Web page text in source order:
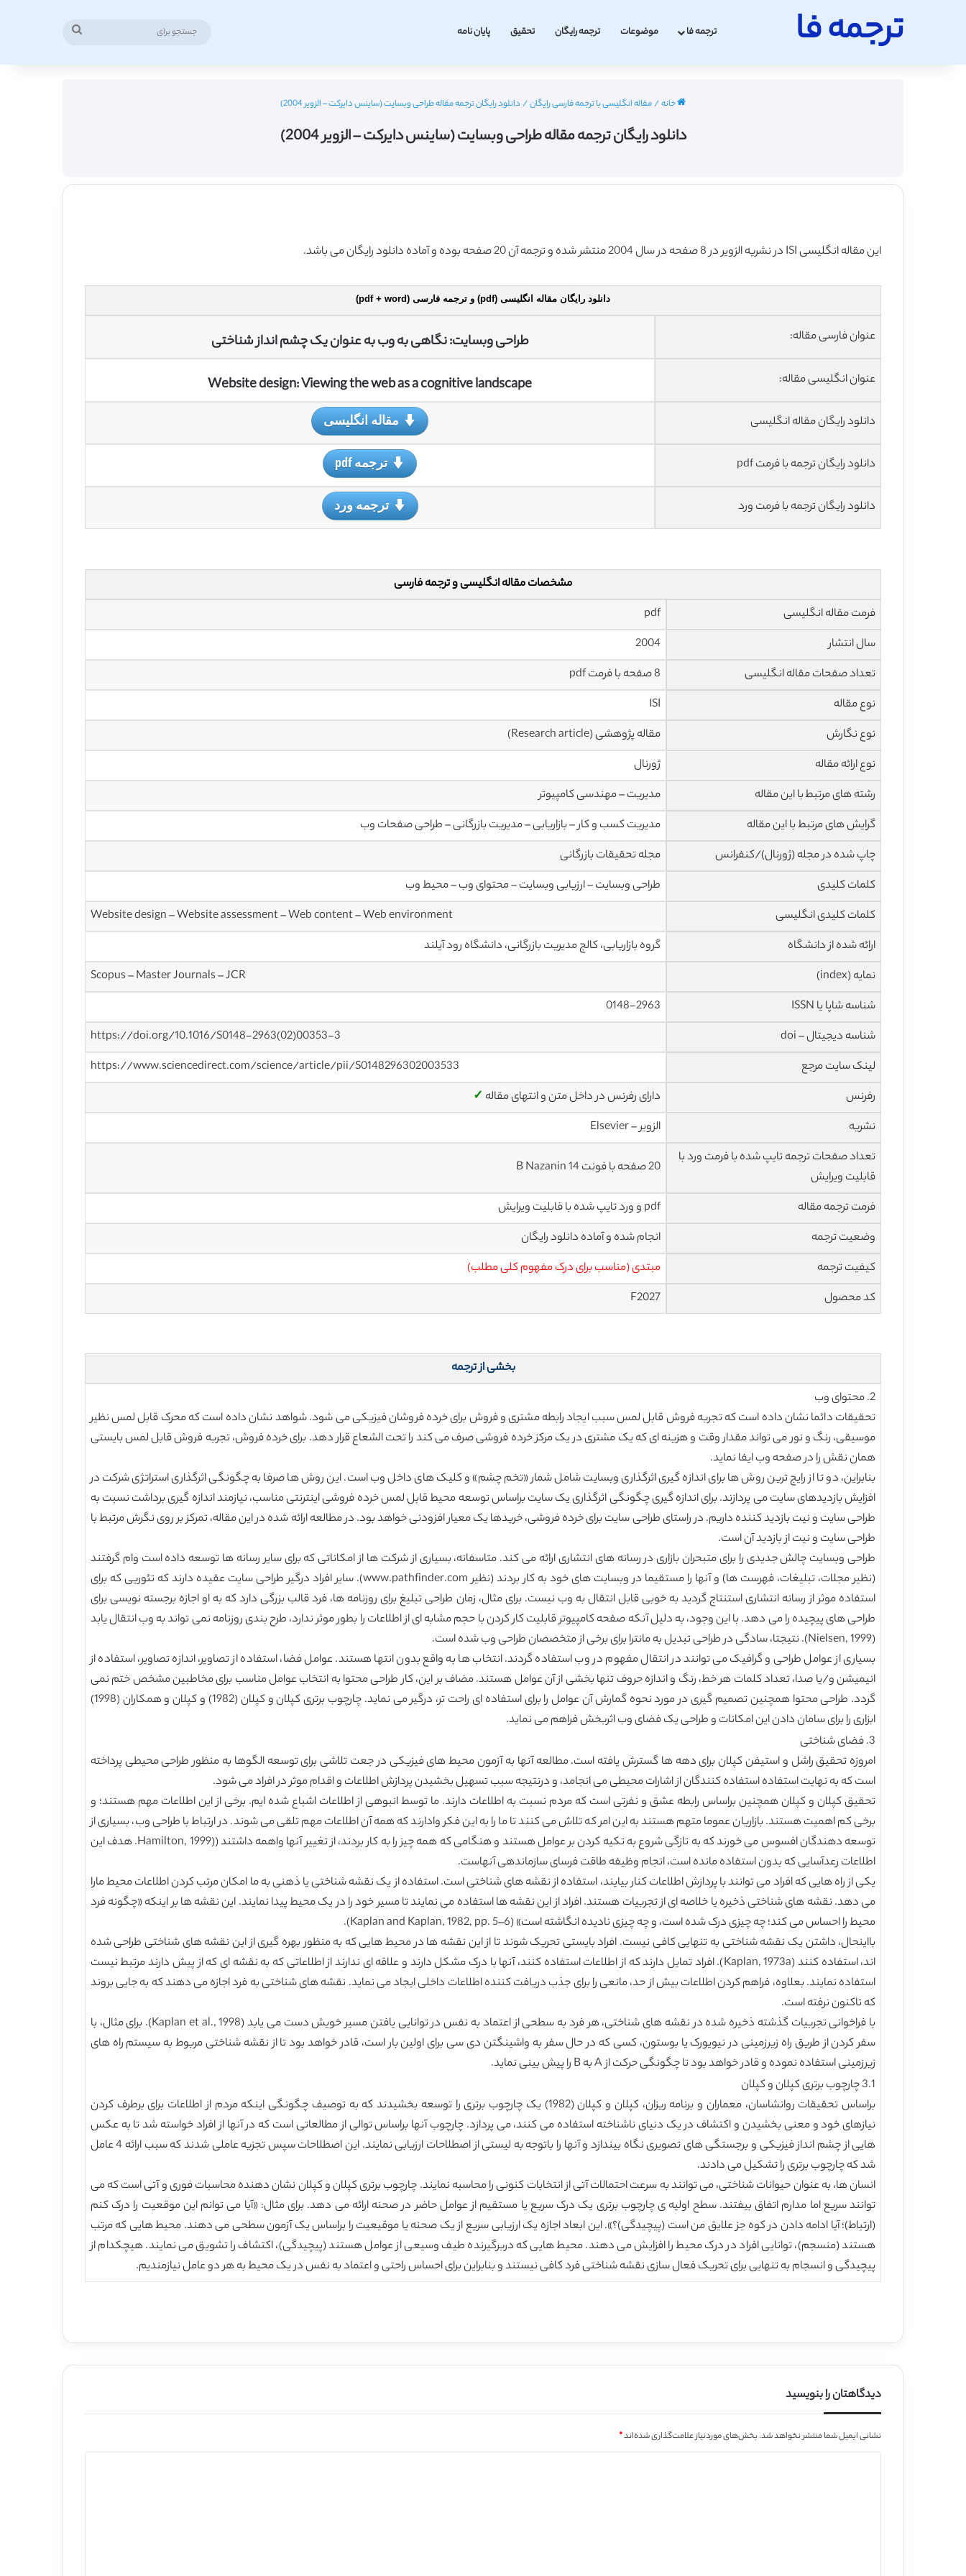
ترجمه فا ترجمه فا موضوعات ترجمه رایگان تحقیق پایان نامه
خانه/مقاله انگلیسی با ترجمه فارسی رایگان/ دانلود رایگان ترجمه مقاله طراحی وبسایت (ساینس دایرکت – الزویر 2004)
دانلود رایگان ترجمه مقاله طراحی وبسایت (ساینس دایرکت – الزویر 2004)
این مقاله انگلیسی ISI در نشریه الزویر در 8 صفحه در سال 2004 منتشر شده و ترجمه آن 20 صفحه بوده و آماده دانلود رایگان می باشد.
دانلود رایگان مقاله انگلیسی (pdf) و ترجمه فارسی (pdf + word)
عنوان فارسی مقاله: طراحی وبسایت: نگاهی به وب به عنوان یک چشم انداز شناختی
عنوان انگلیسی مقاله: Website design: Viewing the web as a cognitive landscape
دانلود رایگان مقاله انگلیسی مقاله انگلیسی
دانلود رایگان ترجمه با فرمت pdf ترجمه pdf
دانلود رایگان ترجمه با فرمت ورد ترجمه ورد
مشخصات مقاله انگلیسی و ترجمه فارسی
فرمت مقاله انگلیسی
pdf
سال انتشار
2004
تعداد صفحات مقاله انگلیسی
8 صفحه با فرمت pdf
نوع مقاله
ISI
نوع نگارش
مقاله پژوهشی (Research article)
نوع ارائه مقاله
ژورنال
رشته های مرتبط با این مقاله
مدیریت – مهندسی کامپیوتر
گرایش های مرتبط با این مقاله
مدیریت کسب و کار – بازاریابی – مدیریت بازرگانی – طراحی صفحات وب
چاپ شده در مجله (ژورنال)/کنفرانس
مجله تحقیقات بازرگانی
کلمات کلیدی
طراحی وبسایت – ارزیابی وبسایت – محتوای وب – محیط وب
کلمات کلیدی انگلیسی
Website design – Website assessment – Web content – Web environment
ارائه شده از دانشگاه
گروه بازاریابی، کالج مدیریت بازرگانی، دانشگاه رود آیلند
نمایه (index)
Scopus – Master Journals – JCR
شناسه شاپا یا ISSN
0148-2963
شناسه دیجیتال – doi
https://doi.org/10.1016/S0148-2963(02)00353-3
لینک سایت مرجع
https://www.sciencedirect.com/science/article/pii/S0148296302003533
رفرنس
دارای رفرنس در داخل متن و انتهای مقاله ✓
نشریه
الزویر – Elsevier
تعداد صفحات ترجمه تایپ شده با فرمت ورد با
قابلیت ویرایش
20 صفحه با فونت 14 B Nazanin
فرمت ترجمه مقاله
pdf و ورد تایپ شده با قابلیت ویرایش
وضعیت ترجمه
انجام شده و آماده دانلود رایگان
کیفیت ترجمه
مبتدی (مناسب برای درک مفهوم کلی مطلب)
کد محصول
F2027
بخشی از ترجمه
2. محتوای وب
تحقیقات دائما نشان داده است که تجربه فروش قابل لمس سبب ایجاد رابطه مشتری و فروش برای خرده فروشان فیزیکی می شود. شواهد نشان داده است که محرک قابل لمس نظیر
موسیقی، رنگ و نور می تواند مقدار وقت و هزینه ای که یک مشتری در یک مرکز خرده فروشی صرف می کند را تحت الشعاع قرار دهد. برای خرده فروش، تجربه فروش قابل لمس بایستی
همان نقش را در صفحه وب ایفا نماید.
بنابراین، دو تا از رایج ترین روش ها برای اندازه گیری اثرگذاری وبسایت شامل شمار «تخم چشم» و کلیک های داخل وب است. این روش ها صرفا به چگونگی اثرگذاری استراتژی شرکت در
افزایش بازدیدهای سایت می پردازند. برای اندازه گیری چگونگی اثرگذاری یک سایت براساس توسعه محیط قابل لمس خرده فروشی اینترنتی مناسب، نیازمند اندازه گیری برداشت نسبت به
طراحی سایت و نیت بازدید کننده داریم. در راستای طراحی سایت برای خرده فروشی، خریدها یک معیار افزودنی خواهد بود. در مطالعه ارائه شده در این مقاله، تمرکز بر روی نگرش مرتبط با
طراحی سایت و نیت از بازدید آن است.
طراحی وبسایت چالش جدیدی را برای متبحران بازاری در رسانه های انتشاری ارائه می کند. متاسفانه، بسیاری از شرکت ها از امکاناتی که برای سایر رسانه ها توسعه داده است وام گرفتند
(نظیر مجلات، تبلیغات، فهرست ها) و آنها را مستقیما در وبسایت های خود به کار بردند (نظیر www.pathfinder.com). سایر افراد درگیر طراحی سایت عقیده دارند که تئوریی که برای
استفاده موثر از رسانه انتشاری استنتاج گردید به خوبی قابل انتقال به وب نیست. برای مثال، زمان طراحی تبلیغ برای روزنامه ها، فرد قالب بزرگی دارد که به او اجازه برجسته نویسی برای
طراحی های پیچیده را می دهد. با این وجود، به دلیل آنکه صفحه کامپیوتر قابلیت کار کردن با حجم مشابه ای از اطلاعات را بطور موثر ندارد، طرح بندی روزنامه نمی تواند به وب انتقال یابد
(Nielsen, 1999). نتیجتا، سادگی در طراحی تبدیل به مانترا برای برخی از متخصصان طراحی وب شده است.
بسیاری از عوامل طراحی و گرافیک می توانند در انتقال مفهوم در وب استفاده گردند. انتخاب ها به واقع بدون انتها هستند. عوامل فضا، استفاده از تصاویر، اندازه تصاویر، استفاده از
انیمیشن و/یا صدا، تعداد کلمات هر خط، رنگ و اندازه حروف تنها بخشی از آن عوامل هستند. مضاف بر این، کار طراحی محتوا به انتخاب عوامل مناسب برای مخاطبین مشخص ختم نمی
گردد. طراحی محتوا همچنین تصمیم گیری در مورد نحوه گمارش آن عوامل را برای استفاده ای راحت تر، درگیر می نماید. چارچوب برتری کپلان و کپلان (1982) و کپلان و همکاران (1998)
ابزاری را برای سامان دادن این امکانات و طراحی یک فضای وب اثربخش فراهم می نماید.
3. فضای شناختی
امروزه تحقیق راشل و استیفن کپلان برای دهه ها گسترش یافته است. مطالعه آنها به آزمون محیط های فیزیکی در جعت تلاشی برای توسعه الگوها به منظور طراحی محیطی پرداخته
است که به نهایت استفاده استفاده کنندگان از اشارات محیطی می انجامد، و درنتیجه سبب تسهیل بخشیدن پردازش اطلاعات و اقدام موثر در افراد می شود.
تحقیق کپلان و کپلان همچنین براساس رابطه عشق و نفرتی است که مردم نسبت به اطلاعات دارند. ما توسط انبوهی از اطلاعات اشباع شده ایم. برخی از این اطلاعات مهم هستند؛ و
برخی کم اهمیت هستند. بازاریان عموما متهم هستند به این امر که تلاش می کنند تا ما را به این فکر وادارند که همه آن اطلاعات مهم تلقی می شوند. در ارتباط با طراحی وب، بسیاری از
توسعه دهندگان افسوس می خورند که به تازگی شروع به تکیه کردن بر عوامل هستند و هنگامی که همه چیز را به کار بردند، از تغییر آنها واهمه داشتند ((Hamilton, 1999. هدف این
اطلاعات رعدآسایی که بدون استفاده مانده است، انجام وظیفه طاقت فرسای سازماندهی آنهاست.
یکی از راه هایی که افراد می توانند با پردازش اطلاعات کنار بیایند، استفاده از نقشه های شناختی است. استفاده از یک نقشه شناختی یا ذهنی به ما امکان مرتب کردن اطلاعات محیط مارا
می دهد. نقشه های شناختی ذخیره یا خلاصه ای از تجربیات هستند. افراد از این نقشه ها استفاده می نمایند تا مسیر خود را در یک محیط پیدا نمایند. این نقشه ها بر اینکه «چگونه فرد
محیط را احساس می کند؛ چه چیزی درک شده است، و چه چیزی نادیده انگاشته است» (Kaplan and Kaplan, 1982, pp. 5–6).
بااینحال، داشتن یک نقشه شناختی به تنهایی کافی نیست. افراد بایستی تحریک شوند تا از این نقشه ها در محیط هایی که به منظور بهره گیری از این نقشه های شناختی طراحی شده
اند، استفاده کنند (Kaplan, 1973a). افراد تمایل دارند که از اطلاعات استفاده کنند، آنها با درک مشکل دارند و علاقه ای ندارند از اطلاعاتی که به نقشه ای که از پیش دارند مرتبط نیست
استفاده نمایند. بعلاوه، فراهم کردن اطلاعات بیش از حد، مانعی را برای جذب دریافت کننده اطلاعات داخلی ایجاد می نماید. نقشه های شناختی به فرد اجازه می دهند که به جایی بروند
که تاکنون نرفته است.
با فراخوانی تجربیات گذشته ذخیره شده در نقشه های شناختی، هر فرد به سطحی از اعتماد به نفس در توانایی یافتن مسیر خویش دست می یابد (Kaplan et al., 1998). برای مثال، با
سفر کردن از طریق راه زیرزمینی در نیویورک یا بوستون، کسی که در حال سفر به واشینگتن دی سی برای اولین بار است، قادر خواهد بود تا از نقشه شناختی مربوط به سیستم راه های
زیرزمینی استفاده نموده و قادر خواهد بود تا چگونگی حرکت از A به B را پیش بینی نماید.
3.1 چارچوب برتری کپلان و کپلان
براساس تحقیقات روانشاسان، معماران و برنامه ریزان، کپلان و کپلان (1982) یک چارچوب برتری را توسعه بخشیدند که به توصیف چگونگی اینکه مردم از اطلاعات برای برطرف کردن
نیازهای خود و معنی بخشیدن و اکتشاف در یک دنیای ناشناخته استفاده می کنند، می پردازد. چارچوب آنها براساس توالی از مطالعاتی است که در آنها از افراد خواسته شد تا به عکس
هایی از چشم انداز فیزیکی و برجستگی های تصویری نگاه بیندازد و آنها را باتوجه به لیستی از اصطلاحات ارزیابی نمایند. این اصطلاحات سپس تجزیه عاملی شدند که سبب ارائه 4 عامل
شد که چارچوب برتری را تشکیل می دادند.
انسان ها، به عنوان حیوانات شناختی، می توانند به سرعت احتمالات آتی از انتخابات کنونی را محاسبه نمایند. چارچوب برتری کپلان و کپلان نشان دهنده محاسبات فوری و آتی است که می
توانند سریع اما مدارم اتفاق بیفتند. سطح اولیه ی چارچوب برتری یک درک سریع یا مستقیم از عوامل حاضر در صحنه ارائه می دهد. برای مثال: «آیا می توانم این موقعیت را درک کنم
(ارتباط)؛ آیا ادامه دادن در کوه جز علایق من است (پیچیدگی)؟». این ابعاد اجازه یک ارزیابی سریع از یک صحنه یا موقیعیت را براساس یک آزمون سطحی می دهند. محیط هایی که مرتب
هستند (منسجم)، توانایی افراد در درک محیط را افزایش می دهند. محیط هایی که دربرگیرنده طیف وسیعی از عوامل هستند (پیچیدگی)، اکتشاف را تشویق می نمایند. هیچکدام از
پیچیدگی و انسجام به تنهایی برای تحریک فعال سازی نقشه شناختی فرد کافی نیستند و بنابراین برای احساس راحتی و اعتماد به نفس در یک محیط به هر دو عامل نیازمندیم.
دیدگاهتان را بنویسید
نشانی ایمیل شما منتشر نخواهد شد.بخش‌های موردنیاز علامت‌گذاری شده‌اند*